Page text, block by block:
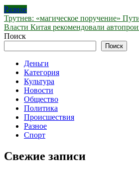
Разное
Навигация
по
Трутнев: «магическое поручение»
Власти Китая рекомендовали
Поиск
Поиск
Деньги
Категория
Культура
Новости
Общество
Политика
Происшествия
Разное
Спорт
Свежие записи